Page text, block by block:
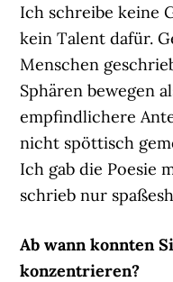
Ich schreibe keine
kein Talent dafür.
Menschen
Sphären bewegen
empfindlichere
nicht spöttisch
Ich gab die Poesie
schrieb nur
Ab wann konnten
konzentrieren?